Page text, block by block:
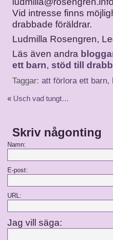
Vid intresse finns
drabbade föräldrar.
Ludmilla Rosengren,
Läs även andra
ett barn, stöd till
Taggar: att förlora ett barn,
« Usch vad tungt…
Skriv någonting
Namn:
E-post:
URL:
Jag vill säga: